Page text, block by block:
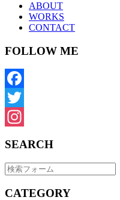
ABOUT
WORKS
CONTACT
FOLLOW ME
Facebook
Twitter
SEARCH
CATEGORY